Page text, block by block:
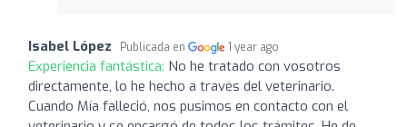
Isabel López Publicada en 1 year ago
Experiencia fantástica: No he tratado con vosotros
directamente, lo he hecho a través del veterinario.
Cuando Mía falleció, nos pusimos en contacto con el